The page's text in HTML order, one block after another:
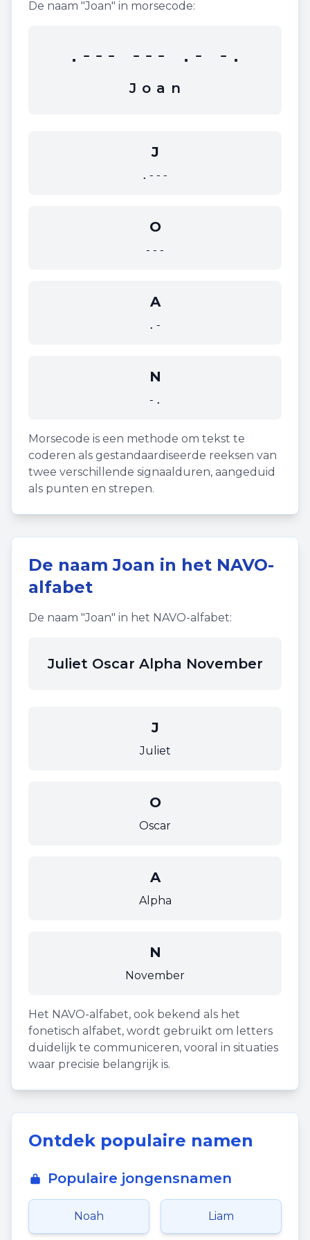
De naam "Joan" in morsecode:
.--- --- .- -.
J o a n
J
.---
O
---
A
.-
N
-.
Morsecode is een methode om tekst te
coderen als gestandaardiseerde reeksen van
twee verschillende signaalduren, aangeduid
als punten en strepen.
De naamJoan in het NAVO-
alfabet
De naam "Joan" in het NAVO-alfabet:
Juliet Oscar Alpha November
J
Juliet
O
Oscar
A
Alpha
N
November
Het NAVO-alfabet, ook bekend als het
fonetisch alfabet, wordt gebruikt om letters
duidelijk te communiceren, vooral in situaties
waar precisie belangrijk is.
Ontdek populaire namen
Populaire jongensnamen
Noah Liam